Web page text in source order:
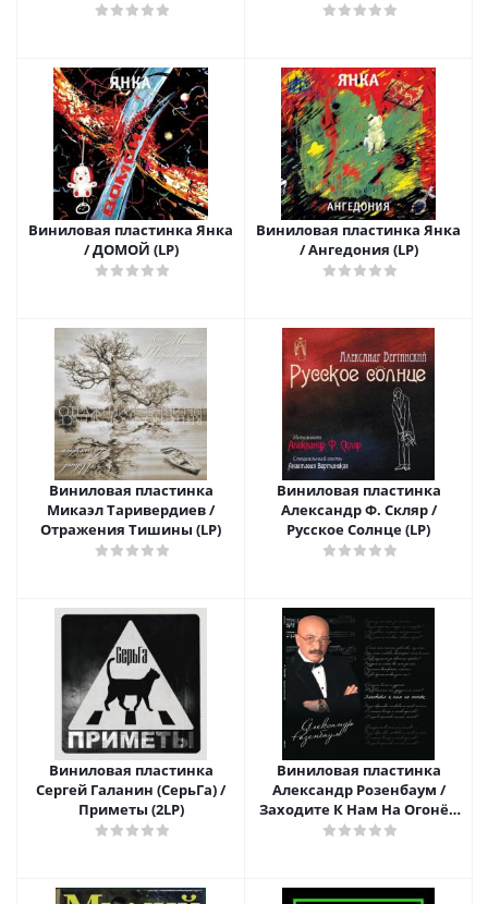
Виниловая пластинка Янка
/ ДОМОЙ (LP)
Виниловая пластинка Янка
/ Ангедония (LP)
Виниловая пластинка
Микаэл Таривердиев /
Отражения Тишины (LP)
Виниловая пластинка
Александр Ф. Скляр /
Русское Солнце (LP)
Виниловая пластинка
Сергей Галанин (СерьГа) /
Приметы (2LP)
Виниловая пластинка
Александр Розенбаум /
Заходите К Нам На Огонёк
(2LP)